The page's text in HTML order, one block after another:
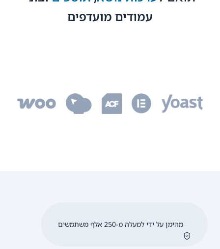
עמודים מועדפים
מהימן על ידי למעלה מ-250 אלף משתמשים